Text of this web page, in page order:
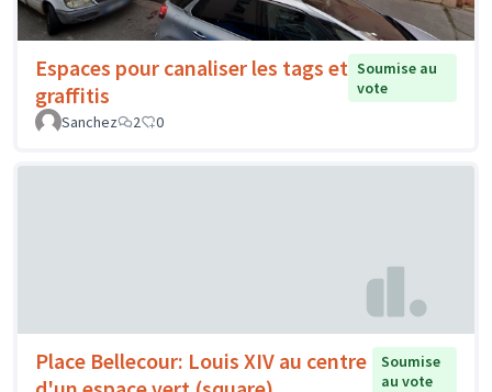
Espaces pour canaliser les tags et
graffitis
Soumise au
vote
Sanchez
2 0
Place Bellecour: Louis XIV au centre
Soumise
au vote